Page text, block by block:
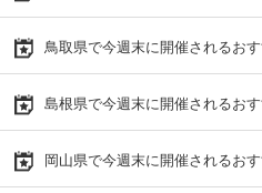
鳥取県で今週末に開催されるお
島根県で今週末に開催されるお
岡山県で今週末に開催されるお